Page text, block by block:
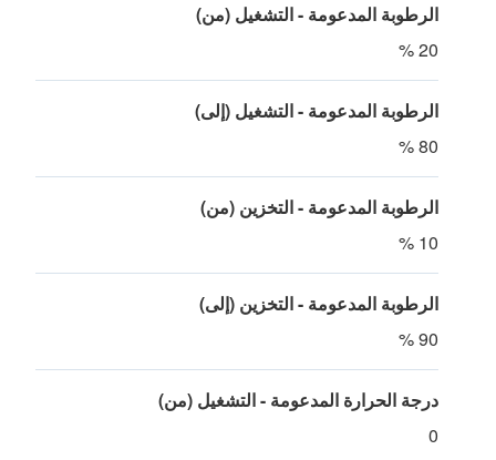
الرطوبة المدعومة - التشغيل (من)
20 %
الرطوبة المدعومة - التشغيل (إلى)
80 %
الرطوبة المدعومة - التخزين (من)
10 %
الرطوبة المدعومة - التخزين (إلى)
90 %
درجة الحرارة المدعومة - التشغيل (من)
0